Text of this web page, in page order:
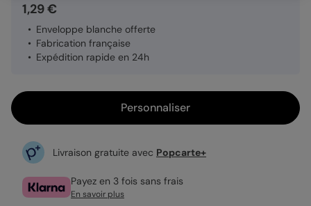
1,29 €
Enveloppe blanche offerte
Fabrication française
Expédition rapide en 24h
Personnaliser
Livraison gratuite avec Popcarte+
Payez en 3 fois sans frais
En savoir plus